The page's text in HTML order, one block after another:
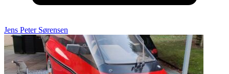
Jens Peter Sørensen